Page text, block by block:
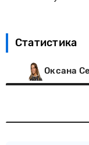
Статистика
Оксана